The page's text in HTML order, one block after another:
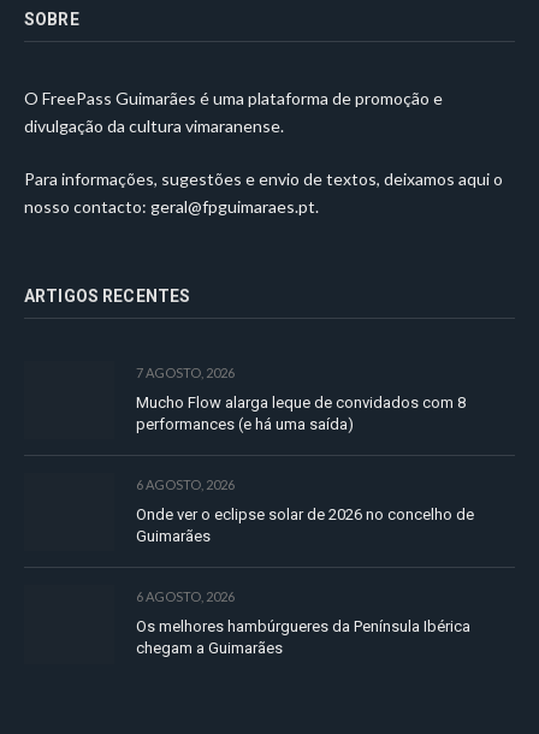
SOBRE
O FreePass Guimarães é uma plataforma de promoção e
divulgação da cultura vimaranense.
Para informações, sugestões e envio de textos, deixamos aqui o
nosso contacto: geral@fpguimaraes.pt.
ARTIGOS RECENTES
7 AGOSTO, 2026
Mucho Flow alarga leque de convidados com 8
performances (e há uma saída)
6 AGOSTO, 2026
Onde ver o eclipse solar de 2026 no concelho de
Guimarães
6 AGOSTO, 2026
Os melhores hambúrgueres da Península Ibérica
chegam a Guimarães